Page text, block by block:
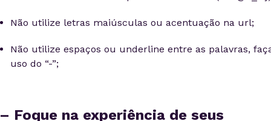
Não utilize letras maiúsculas ou acentuação na url;
Não utilize espaços ou underline entre as palavras,
uso do “-”;
Foque na experiência de seus